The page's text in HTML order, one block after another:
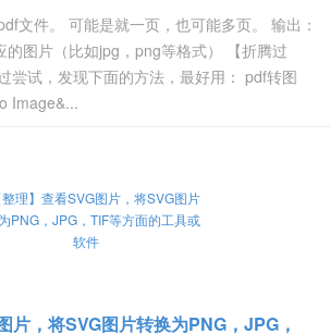
文件。 可能是就一页，也可能多页。 输出：
的图片（比如jpg，png等格式） 【折腾过
尝试，发现下面的方法，最好用： pdf转图
Image&...
片，将SVG图片转换为PNG，JPG，